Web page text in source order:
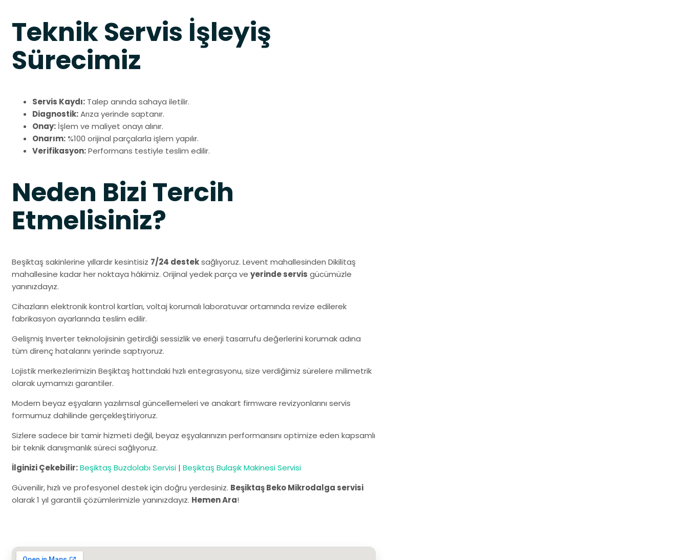
Teknik Servis İşleyiş
Sürecimiz
Servis Kaydı: Talep anında sahaya iletilir.
Diagnostik:Arıza yerinde saptanır.
Onay: İşlem ve maliyet onayı alınır.
Onarım:%100 orijinal parçalarla işlem yapılır.
Verifikasyon:Performans testiyle teslim edilir.
Neden Bizi Tercih
Etmelisiniz?
Beşiktaş sakinlerine yıllardır kesintisiz 7/24 desteksağlıyoruz. Levent mahallesinden Dikilitaş
mahallesine kadar her noktaya hâkimiz. Orijinal yedek parça ve yerinde servis gücümüzle
yanınızdayız.
Cihazların elektronik kontrol kartları, voltaj korumalı laboratuvar ortamında revize edilerek
fabrikasyon ayarlarında teslim edilir.
Gelişmiş Inverter teknolojisinin getirdiği sessizlik ve enerji tasarrufu değerlerini korumak adına
tüm direnç hatalarını yerinde saptıyoruz.
Lojistik merkezlerimizin Beşiktaş hattındaki hızlı entegrasyonu, size verdiğimiz sürelere milimetrik
olarak uymamızı garantiler.
Modern beyaz eşyaların yazılımsal güncellemeleri ve anakart firmware revizyonlarını servis
formumuz dahilinde gerçekleştiriyoruz.
Sizlere sadece bir tamir hizmeti değil, beyaz eşyalarınızın performansını optimize eden kapsamlı
bir teknik danışmanlık süreci sağlıyoruz.
İlginizi Çekebilir:Beşiktaş Buzdolabı Servisi | Beşiktaş Bulaşık Makinesi Servisi
Güvenilir, hızlı ve profesyonel destek için doğru yerdesiniz. Beşiktaş Beko Mikrodalga servisi
olarak 1 yıl garantili çözümlerimizle yanınızdayız. Hemen Ara!